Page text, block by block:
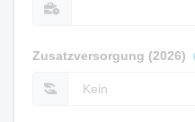
Zusatzversorgung (2026)